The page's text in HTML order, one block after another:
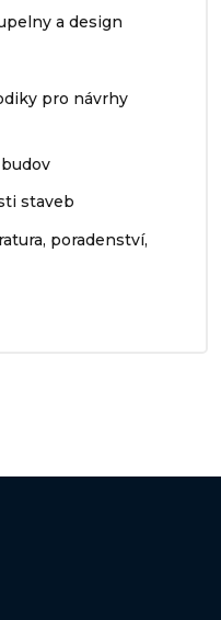
a design
pro návrhy
staveb
poradenství,